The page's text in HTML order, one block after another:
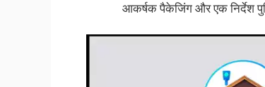
आकर्षक पैकेजिंग और एक निर्देश